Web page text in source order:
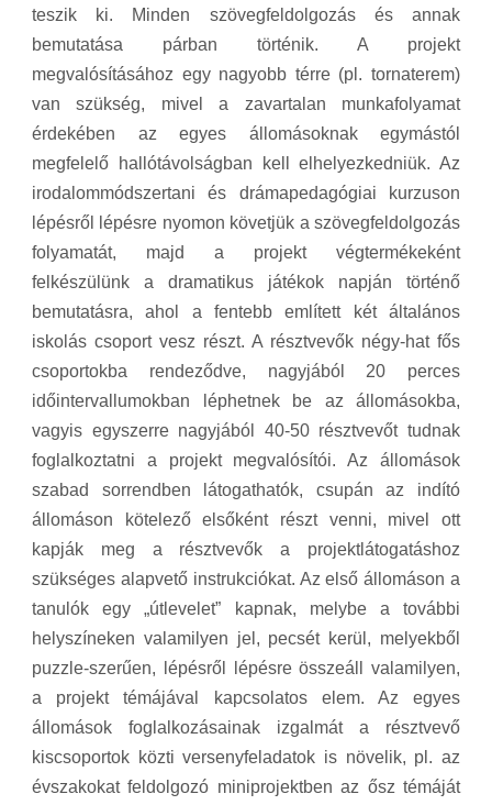
teszik ki. Minden szövegfeldolgozás és annak
bemutatása párban történik. A projekt
megvalósításához egy nagyobb térre (pl. tornaterem)
van szükség, mivel a zavartalan munkafolyamat
érdekében az egyes állomásoknak egymástól
megfelelő hallótávolságban kell elhelyezkedniük. Az
irodalommódszertani és drámapedagógiai kurzuson
lépésről lépésre nyomon követjük a szövegfeldolgozás
folyamatát, majd a projekt végtermékeként
felkészülünk a dramatikus játékok napján történő
bemutatásra, ahol a fentebb említett két általános
iskolás csoport vesz részt. A résztvevők négy-hat fős
csoportokba rendeződve, nagyjából 20 perces
időintervallumokban léphetnek be az állomásokba,
vagyis egyszerre nagyjából 40-50 résztvevőt tudnak
foglalkoztatni a projekt megvalósítói. Az állomások
szabad sorrendben látogathatók, csupán az indító
állomáson kötelező elsőként részt venni, mivel ott
kapják meg a résztvevők a projektlátogatáshoz
szükséges alapvető instrukciókat. Az első állomáson a
tanulók egy „útlevelet” kapnak, melybe a további
helyszíneken valamilyen jel, pecsét kerül, melyekből
puzzle-szerűen, lépésről lépésre összeáll valamilyen,
a projekt témájával kapcsolatos elem. Az egyes
állomások foglalkozásainak izgalmát a résztvevő
kiscsoportok közti versenyfeladatok is növelik, pl. az
évszakokat feldolgozó miniprojektben az ősz témáját